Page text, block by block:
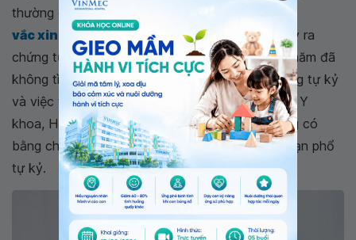
thường cho trẻ nhỏ, chẳng hạn như
vắc xin sởi, quai bị, rubella(MMR), có thể gây ra
chứng tự kỷ. Những nghiên cứu lớn trong nhiều năm đã
không tìm thấy bất kỳ mối liên hệ nào giữa chứng tự kỷ
và việc tiêm chủng các loại vắc – xin. Theo Viện Y
khoa, Học viện Nhi khoa Hoa Kỳ và CDC, không có
bằng chứng nào chứng minh vắc – xin gây rối loạn phổ
tự kỷ.